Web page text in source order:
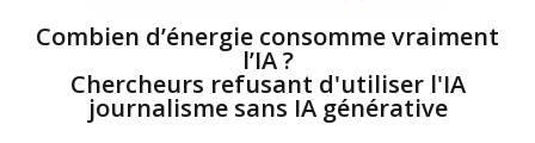
Combien d’énergie consomme vraiment
l’IA ?
Chercheurs refusant d'utiliser l'IA
journalisme sans IA générative